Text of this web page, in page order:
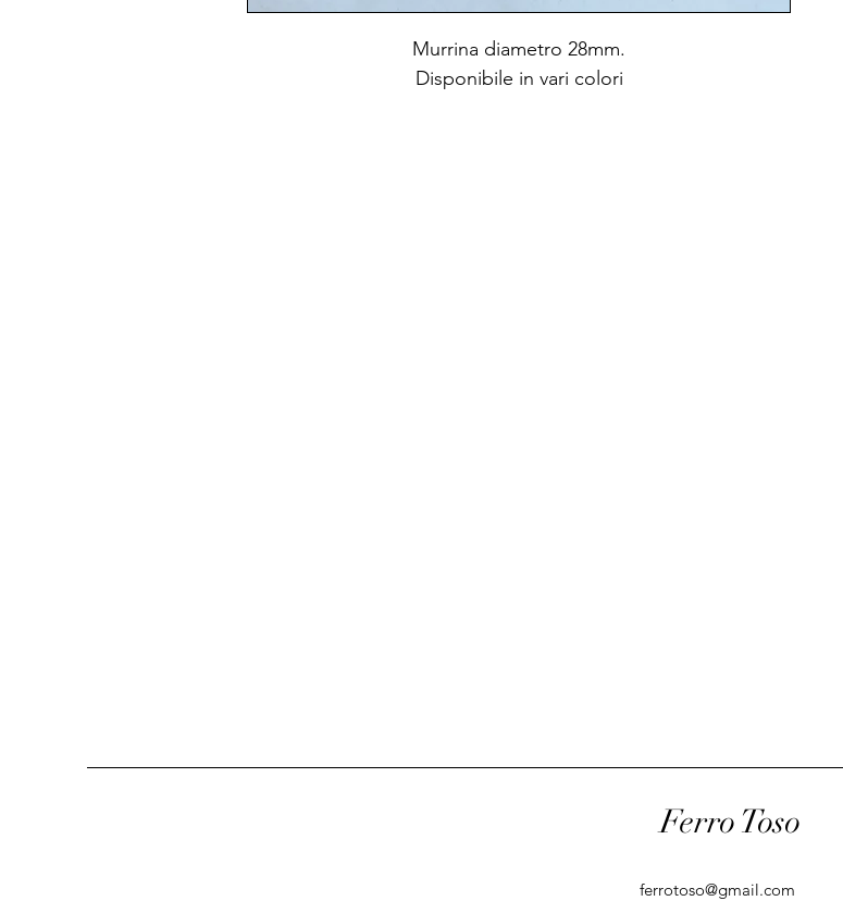
Murrina diametro 28mm.
Disponibile in vari colori
Ferro Toso
ferrotoso@gmail.com